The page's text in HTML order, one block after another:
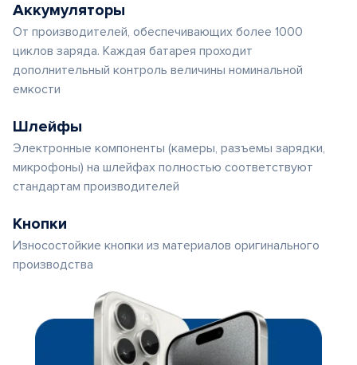
Аккумуляторы
От производителей, обеспечивающих более 1000
циклов заряда. Каждая батарея проходит
дополнительный контроль величины номинальной
емкости
Шлейфы
Электронные компоненты (камеры, разъемы зарядки,
микрофоны) на шлейфах полностью соответствуют
стандартам производителей
Кнопки
Износостойкие кнопки из материалов оригинального
производства